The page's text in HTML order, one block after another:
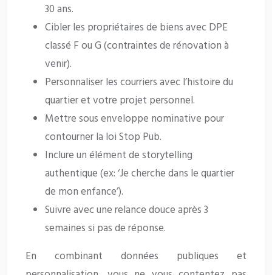
30 ans.
Cibler les propriétaires de biens avec DPE
classé F ou G (contraintes de rénovation à
venir).
Personnaliser les courriers avec l’histoire du
quartier et votre projet personnel.
Mettre sous enveloppe nominative pour
contourner la loi Stop Pub.
Inclure un élément de storytelling
authentique (ex: ‘Je cherche dans le quartier
de mon enfance’).
Suivre avec une relance douce après 3
semaines si pas de réponse.
En combinant données publiques et